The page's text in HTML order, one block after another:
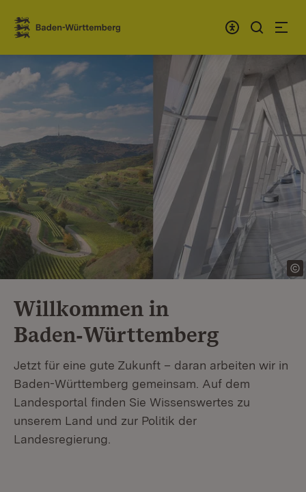
Zum Inhalt springen
Link zur Startseite
Willkommen in
Baden‑Württemberg
Jetzt für eine gute Zukunft – daran arbeiten wir in
Baden-Württemberg gemeinsam. Auf dem
Landesportal finden Sie Wissenswertes zu
unserem Land und zur Politik der
Landesregierung.